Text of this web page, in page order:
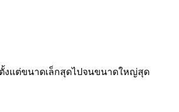
งแต่ขนาดเล็กสุดไปจนขนาดใหญ่สุด